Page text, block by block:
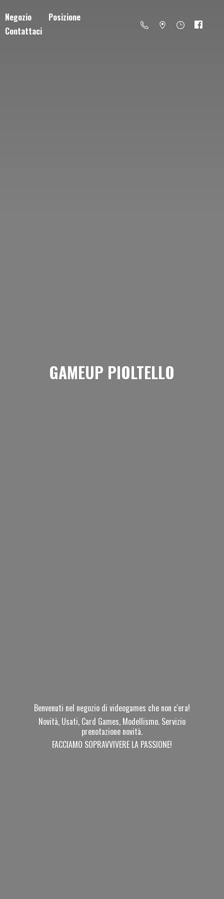
Negozio
Posizione
Contattaci
GAMEUP PIOLTELLO
Benvenuti nel negozio di videogames che non c'era!
Novità, Usati, Card Games, Modellismo. Servizio
prenotazione novità.
FACCIAMO SOPRAVVIVERE LA PASSIONE!